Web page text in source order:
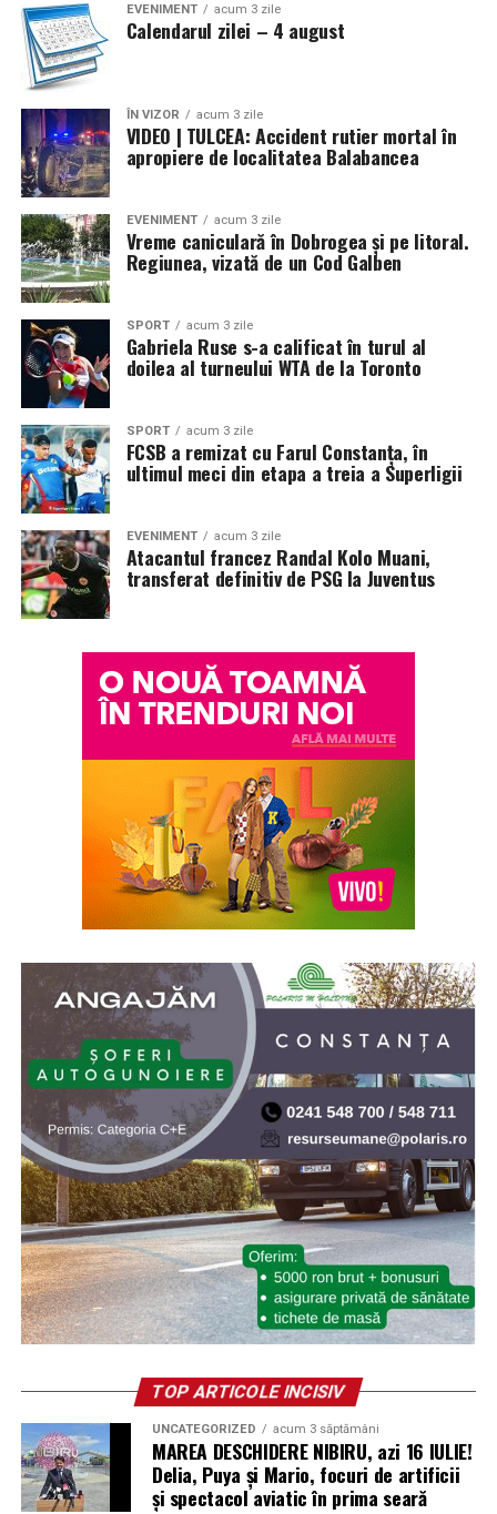
EVENIMENT acum 3 zile
Calendarul zilei – 4 august
ÎN VIZOR acum 3 zile
VIDEO | TULCEA: Accident rutier mortal în
apropiere de localitatea Balabancea
EVENIMENT acum 3 zile
Vreme caniculară în Dobrogea și pe litoral.
Regiunea, vizată de un Cod Galben
SPORT acum 3 zile
Gabriela Ruse s-a calificat în turul al
doilea al turneului WTA de la Toronto
SPORT acum 3 zile
FCSB a remizat cu Farul Constanța, în
ultimul meci din etapa a treia a Superligii
EVENIMENT acum 3 zile
Atacantul francez Randal Kolo Muani,
transferat definitiv de PSG la Juventus
TOP ARTICOLE INCISIV
UNCATEGORIZED acum 3 săptămâni
MAREA DESCHIDERE NIBIRU, azi 16 IULIE!
Delia, Puya și Mario, focuri de artificii
și spectacol aviatic în prima seară